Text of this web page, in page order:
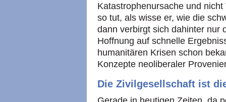
Katastrophenursache und
so tut, als wisse er, wie die
dann verbirgt sich dahinter nur
Hoffnung auf schnelle
humanitären Krisen schon
Konzepte neoliberaler
Die Zivilgesellschaft ist